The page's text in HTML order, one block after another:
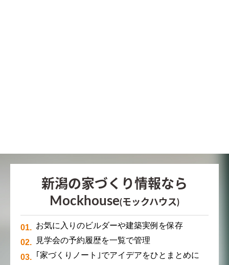
新潟の家づくり情報なら
Mockhouse(モックハウス)
お気に入りのビルダーや建築実例を保存
見学会の予約履歴を一覧で管理
｢家づくりノート｣でアイデアをひとまとめに